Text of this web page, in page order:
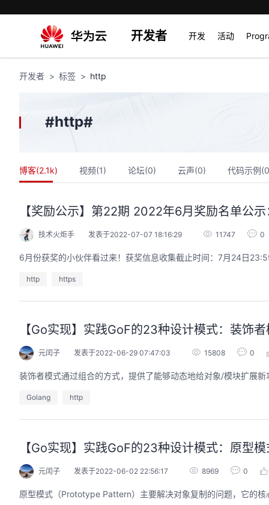
开发者 开发 活动
开发者 标签 http
#http#
博客(2.1k) 视频(1) 论坛(0) 云声(0) 代码示例(0
【奖励公示】第22期 2022年6月奖励名单公
技术火炬手 发表于2022-07-07 18:16:29 11747 0
6月份获奖的小伙伴看过来！获奖信息收集截止时间：7月24日
http https
【Go实现】实践GoF的23种设计模式：装饰
元闰子 发表于2022-06-29 07:47:03 15808 0
装饰者模式通过组合的方式，提供了能够动态地给对象/模块扩展
Golang http
【Go实现】实践GoF的23种设计模式：原型模
元闰子 发表于2022-06-02 22:56:17 8969 0
原型模式（Prototype Pattern）主要解决对象复制的问题，它的
作品三步上朋友
者运营负责人
到企业级开发。不教编
华为云码道Skill实战与极速交付，
智能开发全链路实战
王一男-华为云码道产品规划专家；李炎-华为云码道产品专家；姜浩-华为云HCDG核心组成员
求，开发，审查，重构全链路闭环的开发过
从代码提交到服务上线的“极速”之旅。
回顾中